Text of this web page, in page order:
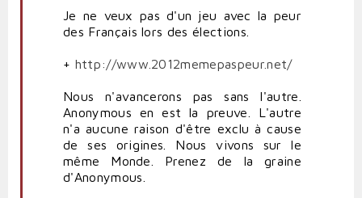
Je ne veux pas d'un jeu avec la peur
des Français lors des élections.
+ http://www.2012memepaspeur.net/
Nous n'avancerons pas sans l'autre.
Anonymous en est la preuve. L'autre
n'a aucune raison d'être exclu à cause
de ses origines. Nous vivons sur le
même Monde. Prenez de la graine
d'Anonymous.